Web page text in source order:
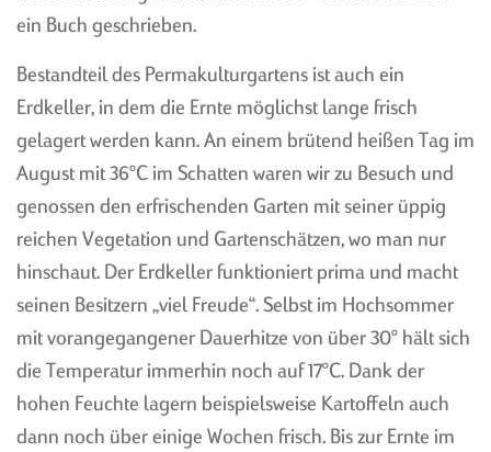
DER CLOU
PLANUNG
MONTAGE TONNE UND
KAPPE
MONTAGE CLOU
MASSE TONNENGEWÖLBE
PREISBEISPIELE
ANFRAGE-FORMULAR
OBST-GEMÜSELAGERUNG
GEWÖLBE IM WEINGUT
ein Buch geschrieben.
Bestandteil des Permakulturgartens ist auch ein
Erdkeller, in dem die Ernte möglichst lange frisch
gelagert werden kann. An einem brütend heißen Tag im
August mit 36°C im Schatten waren wir zu Besuch und
genossen den erfrischenden Garten mit seiner üppig
reichen Vegetation und Gartenschätzen, wo man nur
hinschaut. Der Erdkeller funktioniert prima und macht
seinen Besitzern „viel Freude“. Selbst im Hochsommer
mit vorangegangener Dauerhitze von über 30° hält sich
die Temperatur immerhin noch auf 17°C. Dank der
hohen Feuchte lagern beispielsweise Kartoffeln auch
dann noch über einige Wochen frisch. Bis zur Ernte im